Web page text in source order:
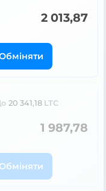
2 013,87
20 341,18 LTC
1 987,78
Обміняти